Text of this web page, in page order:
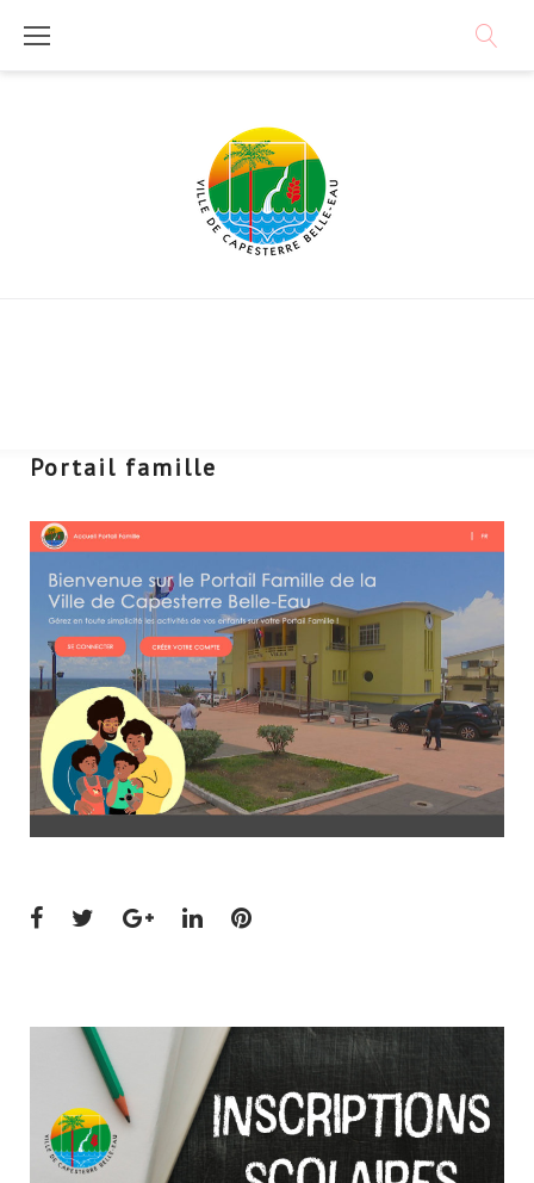
Portail famille
Facebook
TwitterGoogle+LinkedInPinterest